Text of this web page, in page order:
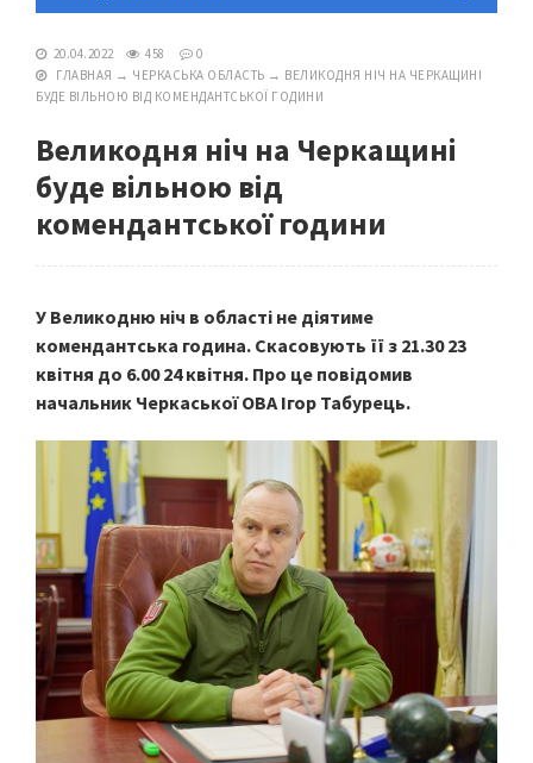
20.04.2022 458
0
ГЛАВНАЯ → ЧЕРКАСЬКА ОБЛАСТЬ → ВЕЛИКОДНЯ НІЧ НА ЧЕРКАЩИНІ
БУДЕ ВІЛЬНОЮ ВІД КОМЕНДАНТСЬКОЇ ГОДИНИ
Великодня ніч на Черкащині
буде вільною від
комендантської години
У Великодню ніч в області не діятиме
комендантська година. Скасовують її з 21.30 23
квітня до 6.00 24 квітня. Про це повідомив
начальник Черкаської ОВА Ігор Табурець.